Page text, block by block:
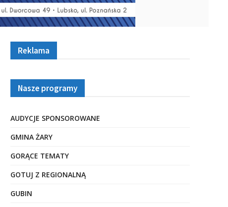
Reklama
Nasze programy
AUDYCJE SPONSOROWANE
GMINA ŻARY
GORĄCE TEMATY
GOTUJ Z REGIONALNĄ
GUBIN